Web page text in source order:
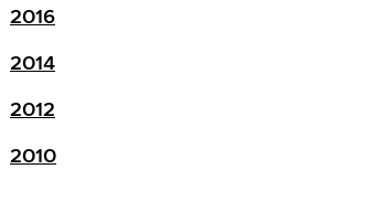
2016
2014
2012
2010